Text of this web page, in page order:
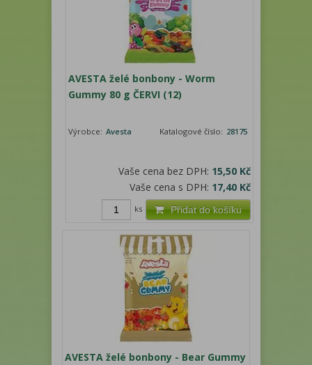
AVESTA želé bonbony - Worm
Gummy 80 g ČERVI (12)
Výrobce: Avesta Katalogové číslo: 28175
Vaše cena bez DPH: 15,50 Kč
Vaše cena s DPH: 17,40 Kč
Přidat do košíku
ks
AVESTA želé bonbony - Bear Gummy